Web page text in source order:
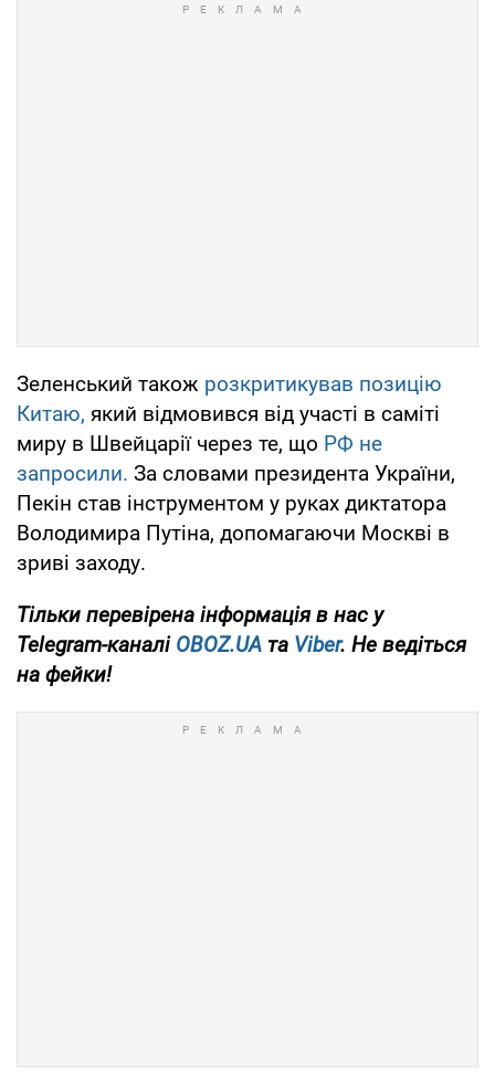
Зеленський також розкритикував позицію
Китаю, який відмовився від участі в саміті
миру в Швейцарії через те, що РФ не
запросили. За словами президента України,
Пекін став інструментом у руках диктатора
Володимира Путіна, допомагаючи Москві в
зриві заходу.
Тільки перевірена інформація в нас у
Telegram-каналі OBOZ.UA та Viber. Не ведіться
на фейки!